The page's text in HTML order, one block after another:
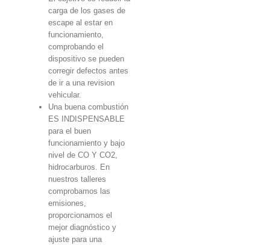
carga de los gases de
escape al estar en
funcionamiento,
comprobando el
dispositivo se pueden
corregir defectos antes
de ir a una revision
vehicular.
Una buena combustión
ES INDISPENSABLE
para el buen
funcionamiento y bajo
nivel de CO Y CO2,
hidrocarburos. En
nuestros talleres
comprobamos las
emisiones,
proporcionamos el
mejor diagnóstico y
ajuste para una